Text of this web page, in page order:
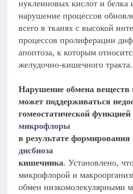
нуклеиновых кислот и белка
нарушение процессов
всего в тканях с высокой
процессов пролиферации
апоптоза, к которым
желудочно-кишечного тракта.
Нарушение обмена веществ
может поддерживаться
гомеостатической
микрофлоры
в результате формирования
дисбиоза
кишечника. Установлено,
микрофлорой и
обмен низкомолекулярными